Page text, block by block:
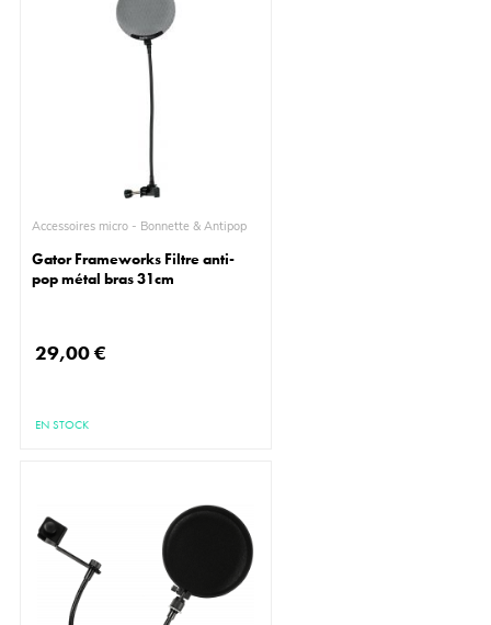
Accessoires micro - Bonnette & Antipop
Gator Frameworks Filtre anti-
pop métal bras 31cm
29,00 €
EN STOCK